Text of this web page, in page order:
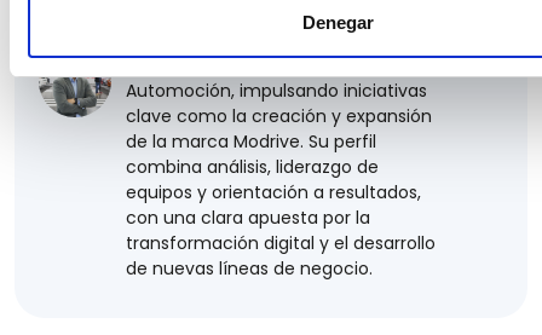
Denegar
el crecimiento de marca, Nacho
lidera el área de Marketing y
Desarrollo de Negocio de Marcos
Automoción, impulsando iniciativas
clave como la creación y expansión
de la marca Modrive. Su perfil
combina análisis, liderazgo de
equipos y orientación a resultados,
con una clara apuesta por la
transformación digital y el desarrollo
de nuevas líneas de negocio.